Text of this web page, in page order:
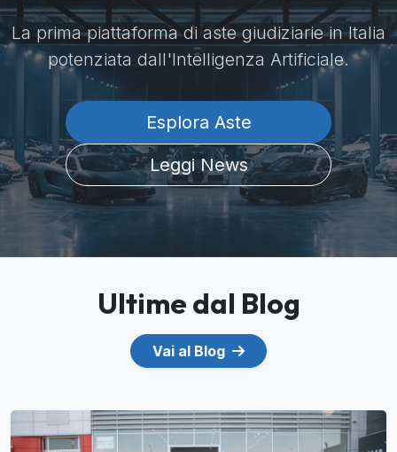
La prima piattaforma di aste giudiziarie in Italia
potenziata dall'Intelligenza Artificiale.
Esplora Aste
Leggi News
Ultime dal Blog
Vai al Blog